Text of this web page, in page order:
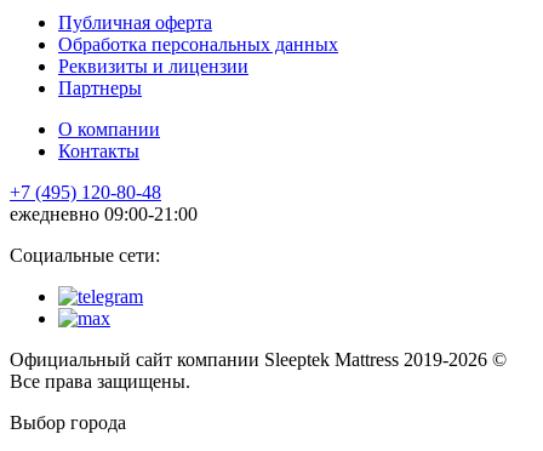
Публичная оферта
Обработка персональных данных
Реквизиты и лицензии
Партнеры
О компании
Контакты
+7 (495) 120-80-48
ежедневно 09:00-21:00
Социальные сети:
Официальный сайт компании Sleeptek Mattress 2019-2026 ©
Все права защищены.
Выбор города